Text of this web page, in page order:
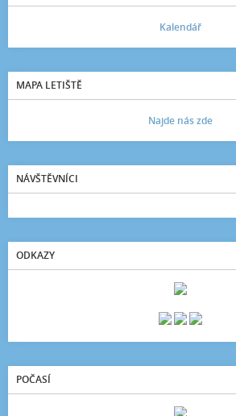
Kalendář
MAPA LETIŠTĚ
Najde nás zde
NÁVŠTĚVNÍCI
ODKAZY
POČASÍ